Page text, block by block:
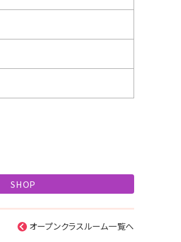
SHOP
オープンクラスルーム一覧へ